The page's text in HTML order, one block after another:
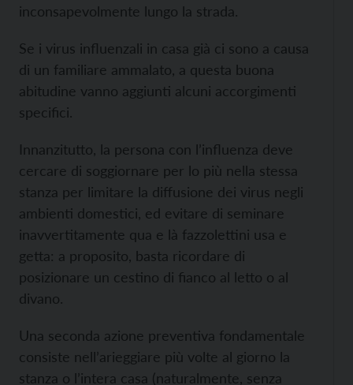
inconsapevolmente lungo la strada.
Se i virus influenzali in casa già ci sono a causa
di un familiare ammalato, a questa buona
abitudine vanno aggiunti alcuni accorgimenti
specifici.
Innanzitutto, la persona con l’influenza deve
cercare di soggiornare per lo più nella stessa
stanza per limitare la diffusione dei virus negli
ambienti domestici, ed evitare di seminare
inavvertitamente qua e là fazzolettini usa e
getta: a proposito, basta ricordare di
posizionare un cestino di fianco al letto o al
divano.
Una seconda azione preventiva fondamentale
consiste nell’arieggiare più volte al giorno la
stanza o l’intera casa (naturalmente, senza